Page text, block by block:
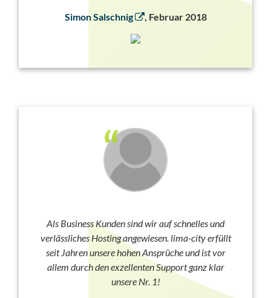
Simon Salschnig , Februar 2018
Als Business Kunden sind wir auf schnelles und
verlässliches Hosting angewiesen. lima-city erfüllt
seit Jahren unsere hohen Ansprüche und ist vor
allem durch den exzellenten Support ganz klar
unsere Nr. 1!